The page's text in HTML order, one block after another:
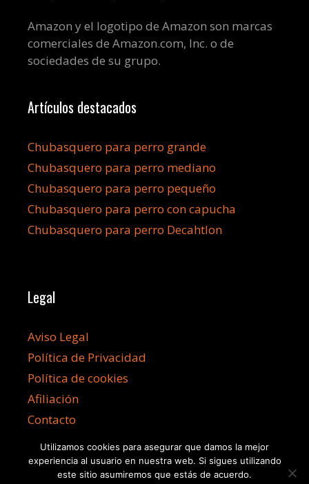
Amazon y el logotipo de Amazon son marcas
comerciales de Amazon.com, Inc. o de
sociedades de su grupo.
Artículos destacados
Chubasquero para perro grande
Chubasquero para perro mediano
Chubasquero para perro pequeño
Chubasquero para perro con capucha
Chubasquero para perro Decahtlon
Legal
Aviso Legal
Política de Privacidad
Política de cookies
Afiliación
Contacto
Utilizamos cookies para asegurar que damos la mejor
experiencia al usuario en nuestra web. Si sigues utilizando
este sitio asumiremos que estás de acuerdo.